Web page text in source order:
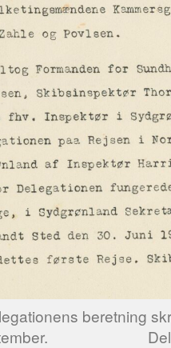
beretning
Del af